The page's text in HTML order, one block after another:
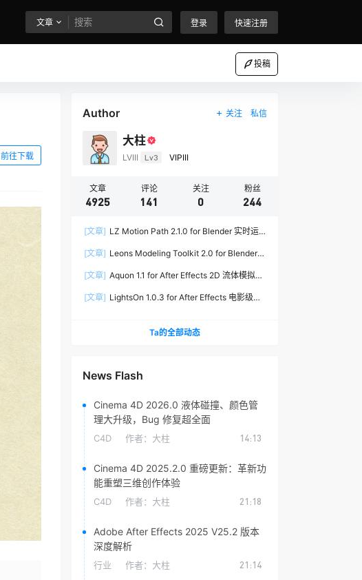
文章 登录 快速注册
投稿
前往下载
Author 关注 私信
大柱
LVIII Lv3 VIPIII
文章
4925
评论
141
关注
0
粉丝
244
[文章] LZ Motion Path 2.1.0 for Blender 实时运
[文章] Leons Modeling Toolkit 2.0 for Blender
[文章] Aquon 1.1 for After Effects 2D 流体模拟插
[文章] LightsOn 1.0.3 for After Effects 电影级镜
Ta的全部动态
News Flash
Cinema 4D 2026.0 液体碰撞、颜色管
理大升级，Bug 修复超全面
C4D 作者： 大柱 14:13
Cinema 4D 2025.2.0 重磅更新：革新功
能重塑三维创作体验
C4D 作者： 大柱 21:18
Adobe After Effects 2025 V25.2 版本
深度解析
行业 作者： 大柱 21:14